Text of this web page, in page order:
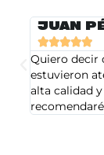
JUAN

Quiero decir
estuvieron
alta calidad